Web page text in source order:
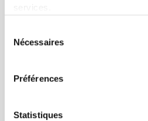
Nécessaires
Préférences
Statistiques
végétaliennes